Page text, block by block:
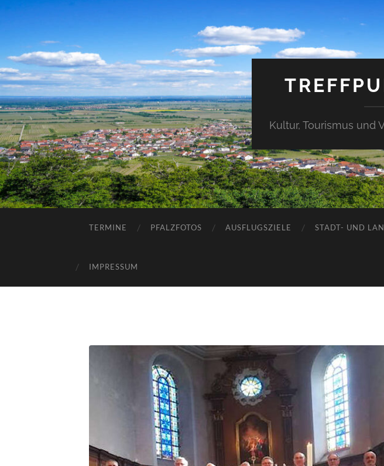
Kultur, Tourismus und
TERMINE PFALZFOTOS AUSFLUGSZIELE STADT- UND
IMPRESSUM